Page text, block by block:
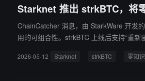
Starknet 推出 strkBTC，将
ChainCatcher 消息，由 StarkWare 开发
用的可组合性。strkBTC 上线后支持“重
2026-05-12 Starknet strkBTC 零知